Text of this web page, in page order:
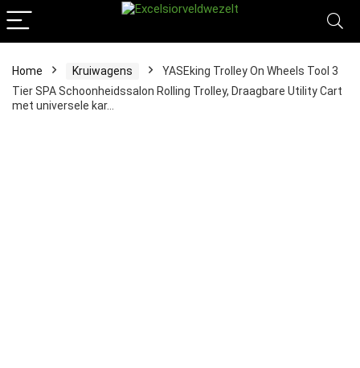
Home Kruiwagens
YASEking Trolley On Wheels Tool 3
Tier SPA Schoonheidssalon Rolling Trolley, Draagbare Utility Cart
met universele kar…